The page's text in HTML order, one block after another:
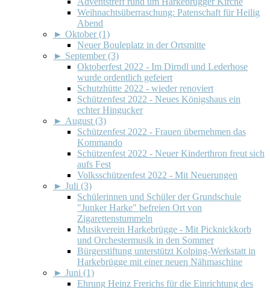
Weihnachtsüberraschung: Patenschaft für Heilig
Abend
► Oktober (1)
Neuer Bouleplatz in der Ortsmitte
► September (3)
Oktoberfest 2022 - Im Dirndl und Lederhose
wurde ordentlich gefeiert
Schutzhütte 2022 - wieder renoviert
Schützenfest 2022 - Neues Königshaus ein
echter Hingucker
► August (3)
Schützenfest 2022 - Frauen übernehmen das
Kommando
Schützenfest 2022 - Neuer Kinderthron freut sich
aufs Fest
Volksschützenfest 2022 - Mit Neuerungen
► Juli (3)
Schülerinnen und Schüler der Grundschule
"Junker Harke" befreien Ort von
Zigarettenstummeln
Musikverein Harkebrügge - Mit Picknickkorb
und Orchestermusik in den Sommer
Bürgerstiftung unterstützt Kolping-Werkstatt in
Harkebrügge mit einer neuen Nähmaschine
► Juni (1)
Ehrung Heinz Frerichs für die Einrichtung des